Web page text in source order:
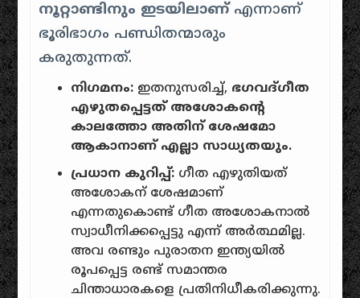
നൂറ്റാണ്ടിനും ഇടയിലാണ്എന്നാണ്
ഭൂരിഭാഗം പണ്ഡിതന്മാരും
കരുതുന്നത്.
നിഗമനം: ഇതനുസരിച്ച്, ഭഗവദ്ഗീത
എഴുതപ്പെട്ടത് അശോകന്റെ
കാലത്തോ അതിന് ശേഷമോ
ആകാനാണ് എല്ലാ സാധ്യതയും.
പ്രധാന കുറിപ്പ്: ഗീത എഴുതിയത്
അശോകന് ശേഷമാണ്
എന്നതുകൊണ്ട് ഗീത അശോകനാൽ
സ്വാധീനിക്കപ്പെട്ടു എന്ന് അർത്ഥമില്ല.
അവ രണ്ടും പുരാതന ഇന്ത്യയിൽ
രൂപപ്പെട്ട രണ്ട് സമാന്തര
ചിന്താധാരകളെ പ്രതിനിധീകരിക്കുന്നു.